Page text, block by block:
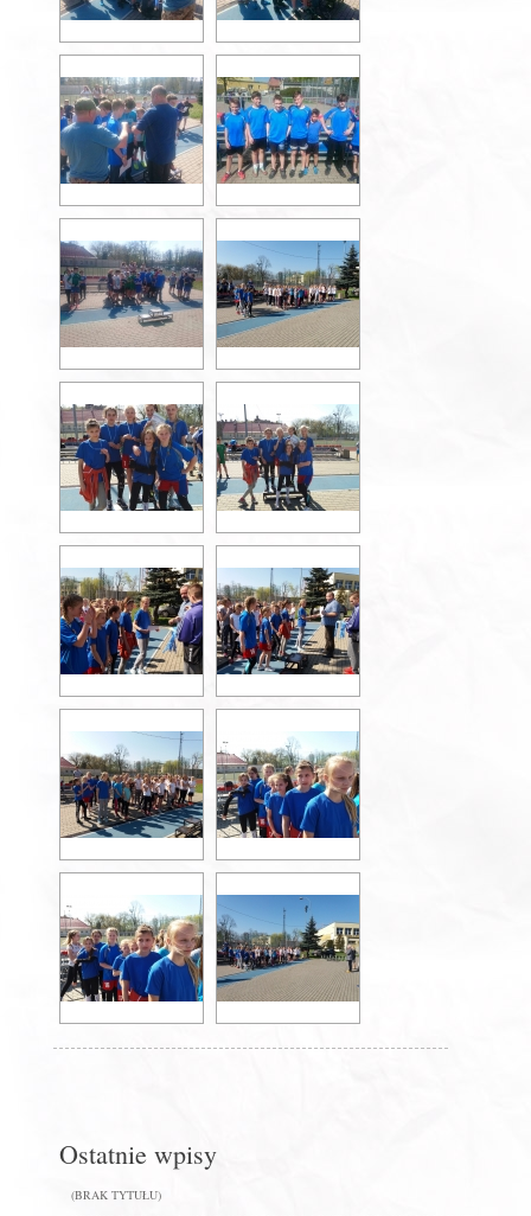
Ostatnie wpisy
(BRAK TYTUŁU)